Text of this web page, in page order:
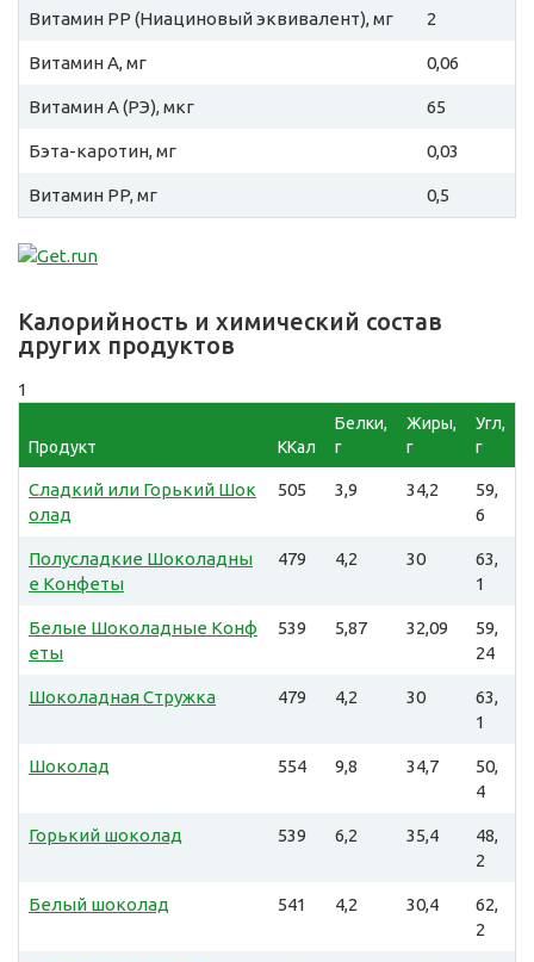
Витамин PP (Ниациновый эквивалент), мг 2
Витамин A, мг 0,06
Витамин A (РЭ), мкг 65
Бэта-каротин, мг 0,03
Витамин PP, мг 0,5
Калорийность и химический состав
других продуктов
1
Продукт ККал
Белки,
г
Жиры,
г
Угл,
г
Сладкий или Горький Шок
олад
505 3,9 34,2
59,
6
Полусладкие Шоколадны
е Конфеты
479 4,2 30
63,
1
Белые Шоколадные Конф
еты
539 5,87 32,09
59,
24
Шоколадная Стружка 479 4,2 30
63,
1
Шоколад 554 9,8 34,7
50,
4
Горький шоколад 539 6,2 35,4
48,
2
Белый шоколад 541 4,2 30,4
62,
2